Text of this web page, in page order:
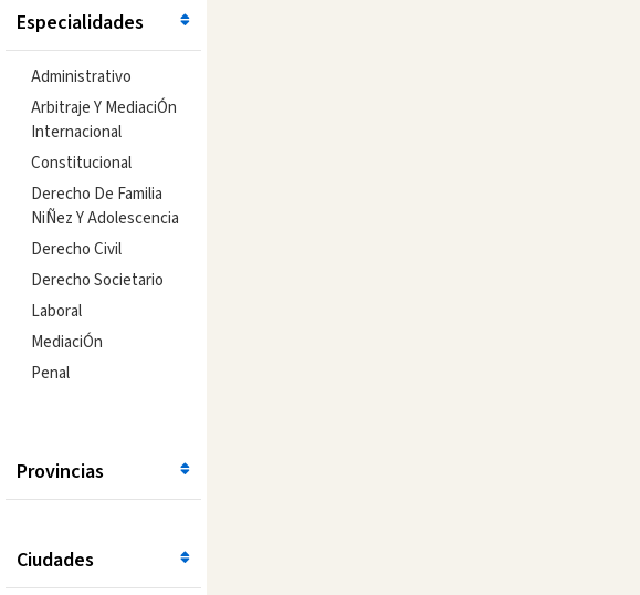
Especialidades
Administrativo
Arbitraje Y MediaciÓn
Internacional
Constitucional
Derecho De Familia
NiÑez Y Adolescencia
Derecho Civil
Derecho Societario
Laboral
MediaciÓn
Penal
Provincias
Ciudades